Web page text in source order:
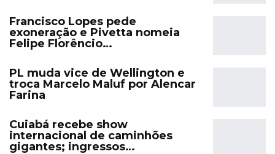
Francisco Lopes pede
exoneração e Pivetta nomeia
Felipe Florêncio…
PL muda vice de Wellington e
troca Marcelo Maluf por Alencar
Farina
Cuiabá recebe show
internacional de caminhões
gigantes; ingressos…